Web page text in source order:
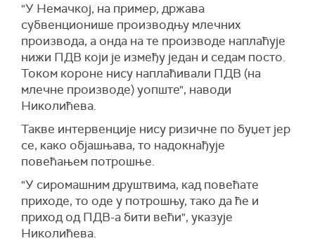
"У Немачкој, на пример, држава
субвенционише производњу млечних
производа, а онда на те производе наплаћује
нижи ПДВ који је између један и седам посто.
Током короне нису наплаћивали ПДВ (на
млечне производе) уопште", наводи
Николићева.
Такве интервенције нису ризичне по буџет јер
се, како објашњава, то надокнађује
повећањем потрошње.
"У сиромашним друштвима, кад повећате
приходе, то оде у потрошњу, тако да ће и
приход од ПДВ-а бити већи", указује
Николићева.